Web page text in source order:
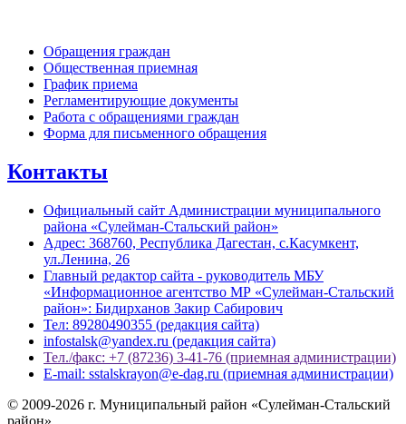
Обращения граждан
Общественная приемная
График приема
Регламентирующие документы
Работа с обращениями граждан
Форма для письменного обращения
Контакты
Официальный сайт Администрации муниципального
района «Сулейман-Стальский район»
Адрес: 368760, Республика Дагестан, с.Касумкент,
ул.Ленина, 26
Главный редактор сайта - руководитель МБУ
«Информационное агентство МР «Сулейман-Стальский
район»: Бидирханов Закир Сабирович
Тел: 89280490355 (редакция сайта)
infostalsk@yandex.ru (редакция сайта)
Тел./факс: +7 (87236) 3-41-76 (приемная администрации)
E-mail: sstalskrayon@e-dag.ru (приемная администрации)
© 2009-2026 г. Муниципальный район «Сулейман-Стальский